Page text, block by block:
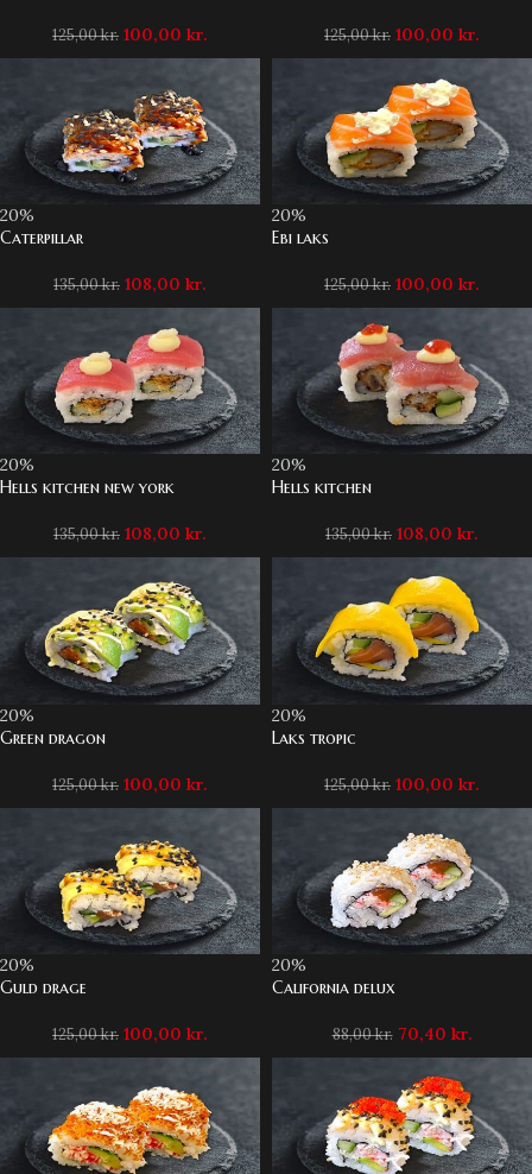
125,00kr. 100,00 kr. 125,00kr. 100,00 kr.
20%
Caterpillar
135,00kr. 108,00 kr.
20%
Ebi laks
125,00kr. 100,00 kr.
20%
Hells kitchen new york
135,00kr. 108,00 kr.
20%
Hells kitchen
135,00kr. 108,00 kr.
20%
Green dragon
125,00kr. 100,00 kr.
20%
Laks tropic
125,00kr. 100,00 kr.
20%
Guld drage
125,00kr. 100,00 kr.
20%
California delux
88,00kr. 70,40 kr.